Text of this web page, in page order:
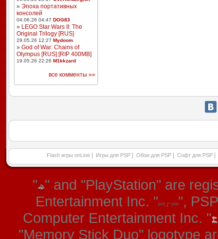
» Эпоха портативных
консолей
04.06.26 04:47 DOG83
» LEGO Star Wars II: The
Original Trilogy [RUS]
29.05.26 12:27 Mydoom
» God of War: Chains of
Olympus [RUS] [RIP 400MB]
19.05.26 22:26 M1kkzard
все комменты »»
Flash игры onLine Игры для PSP Обои для PSP Софт для PSP
" " and "PlayStation" are
Entertainment Inc. "
",
Computer Entertainment Inc. "
"Memory Stick Duo" logotype